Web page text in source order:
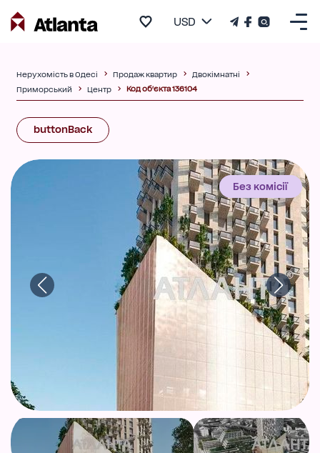
USD
Нерухомість в Одесі Продаж квартир
Двокімнатні
Приморський
Центр Код об'єкта 136104
buttonBack
Без комісії